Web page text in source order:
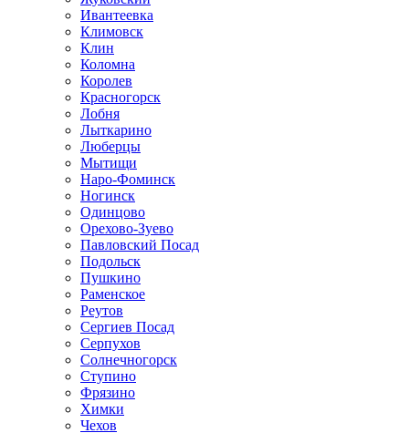
Ивантеевка
Климовск
Клин
Коломна
Королев
Красногорск
Лобня
Лыткарино
Люберцы
Мытищи
Наро-Фоминск
Ногинск
Одинцово
Орехово-Зуево
Павловский Посад
Подольск
Пушкино
Раменское
Реутов
Сергиев Посад
Серпухов
Солнечногорск
Ступино
Фрязино
Химки
Чехов